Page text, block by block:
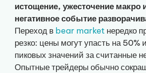
истощение, ужесточение макро
негативное событие
Переход в bear market нередко
резко: цены могут упасть на 50%
пиковых значений за считанные
Опытные трейдеры обычно